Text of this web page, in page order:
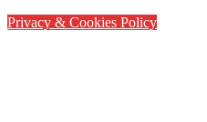
Privacy & Cookies Policy